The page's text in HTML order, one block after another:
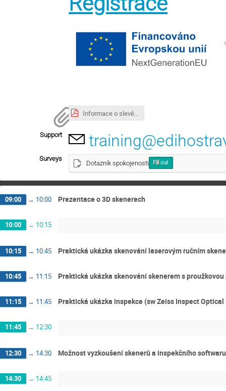
Informace o slevě a storno podmínky.pdf
Support
Surveys
Dotazník spokojenosti Fill out
09:00 → 10:00 Prezentace o 3D skenerech
10:00 → 10:15
10:15 → 10:45 Praktická ukázka skenování laserovým ručním
10:45 → 11:15 Praktická ukázka skenování skenerem s proužkovou
11:15 → 11:45 Praktická ukázka inspekce (sw Zeiss Inspect Optical
11:45 → 12:30
12:30 → 14:30 Možnost vyzkoušení skenerů a inspekčního softwaru
14:30 → 14:45